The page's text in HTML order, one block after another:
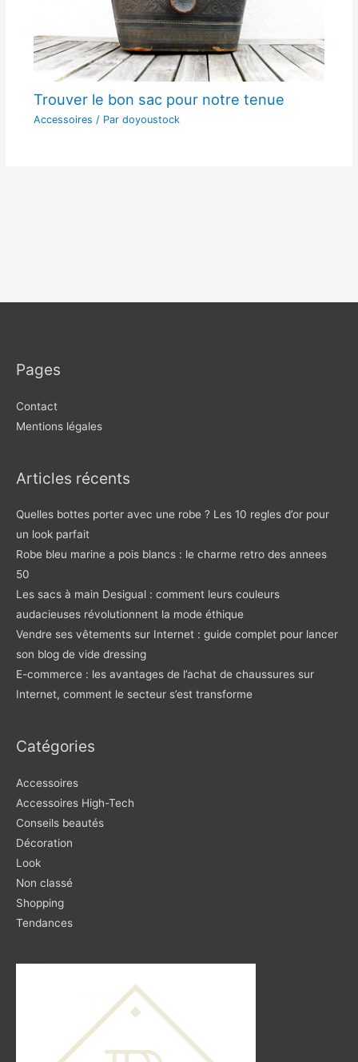
Trouver le bon sac pour notre tenue
Accessoires / Par doyoustock
Pages
Contact
Mentions légales
Articles récents
Quelles bottes porter avec une robe ? Les 10 regles d’or pour
un look parfait
Robe bleu marine a pois blancs : le charme retro des annees
50
Les sacs à main Desigual : comment leurs couleurs
audacieuses révolutionnent la mode éthique
Vendre ses vêtements sur Internet : guide complet pour lancer
son blog de vide dressing
E-commerce : les avantages de l’achat de chaussures sur
Internet, comment le secteur s’est transforme
Catégories
Accessoires
Accessoires High-Tech
Conseils beautés
Décoration
Look
Non classé
Shopping
Tendances